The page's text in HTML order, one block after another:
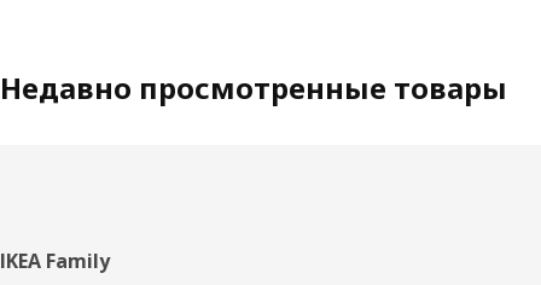
Недавно просмотренные товары
Нижний
IKEA Family